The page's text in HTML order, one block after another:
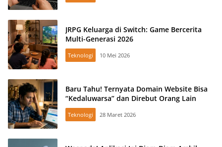
JRPG Keluarga di Switch: Game Bercerita
Multi-Generasi 2026
Teknologi 10 Mei 2026
Baru Tahu! Ternyata Domain Website Bisa
“Kedaluwarsa” dan Direbut Orang Lain
Teknologi 28 Maret 2026